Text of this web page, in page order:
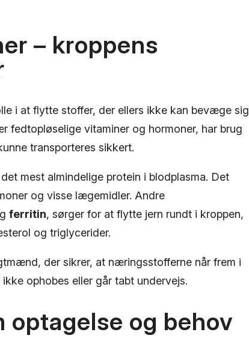
– kroppens
i at flytte stoffer, der ellers ikke kan bevæge sig
vitaminer og hormoner, har brug
transporteres sikkert.
mest almindelige protein i blodplasma. Det
og visse lægemidler. Andre
ferritin, sørger for at flytte jern rundt i kroppen,
og triglycerider.
der sikrer, at næringsstofferne når frem i
ophobes eller går tabt undervejs.
optagelse og behov